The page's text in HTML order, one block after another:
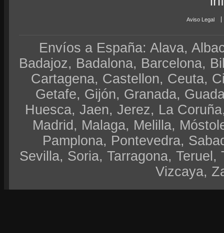
Aviso Legal
Envíos a España: Alava,
Badajoz, Badalona, Barcelona,
Cartagena, Castellon, Ceuta,
Getafe, Gijón, Granada,
Huesca, Jaen, Jerez, La
Madrid, Malaga, Melilla,
Pamplona, Pontevedra,
Sevilla, Soria, Tarragona,
Vizcaya,